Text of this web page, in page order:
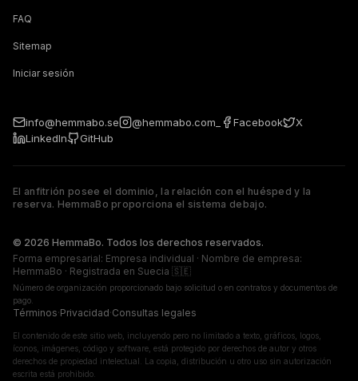
FAQ
Sitemap
Iniciar sesión
info@hemmabo.se @hemmabo.com_ Facebook
X
LinkedIn
GitHub
El anfitrión posee el dominio, la relación con el huésped y la
reserva. HemmaBo proporciona el sistema debajo.
© 2026 HemmaBo. Todos los derechos reservados.
Forma empresarial: Empresa individual · Nombre de empresa:
HemmaBo · Registrada en Suecia 🇸🇪
Número de organización proporcionado bajo solicitud o en contratos y documentos de
pago.
Términos·Privacidad·Consultas legales
El contenido de este sitio web, incluyendo pero no limitado a texto, gráficos, logos,
íconos, imágenes, código y software, está protegido por derechos de autor y otros
derechos de propiedad intelectual. La copia, distribución u otro uso sin autorización
escrita está prohibido.